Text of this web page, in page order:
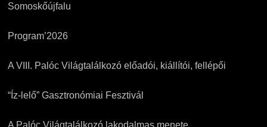
Somoskőújfalu
Program’2026
A VIII. Palóc Világtalálkozó előadói, kiállítói, fellépői
“Íz-lelő” Gasztronómiai Fesztivál
A Palóc Világtalálkozó lakodalmas menete